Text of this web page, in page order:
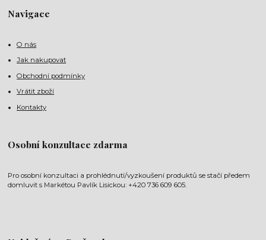
Navigace
O nás
Jak nakupovat
Obchodní podmínky
Vrátit zboží
Kontakty
Osobní konzultace zdarma
Pro osobní konzultaci a prohlédnutí/vyzkoušení produktů se stačí předem
domluvit s Markétou Pavlík Lisickou: +420 736 609 605.